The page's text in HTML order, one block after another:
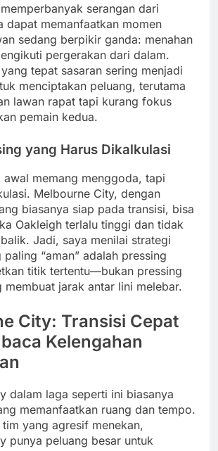
serangan dari
dapat memanfaatkan momen
sedang berpikir ganda: menahan
pergerakan dari dalam.
tepat sasaran sering menjadi
menciptakan peluang, terutama
lawan rapat tapi kurang fokus
pemain kedua.
yang Harus Dikalkulasi
awal memang menggoda, tapi
Melbourne City, dengan
biasanya siap pada transisi, bisa
Oakleigh terlalu tinggi dan tidak
Jadi, saya menilai strategi
“aman” adalah pressing
titik tertentu—bukan pressing
membuat jarak antar lini melebar.
City: Transisi Cepat
Kelengahan
dalam laga seperti ini biasanya
memanfaatkan ruang dan tempo.
tim yang agresif menekan,
punya peluang besar untuk